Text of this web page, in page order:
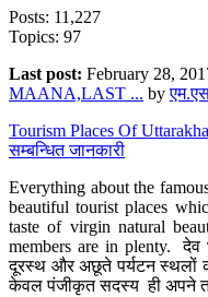
Posts: 11,227
Topics: 97
Last post: February 28,
MAANA,LAST ... by
Tourism Places Of
सम्बन्धित जानकारी
Everything about the
beautiful tourist places
taste of virgin natural
members are in plenty. देव
दूरस्थ और अछूते पर्यटन स्थलों
केवल पंजीकृत सदस्य ही अपने